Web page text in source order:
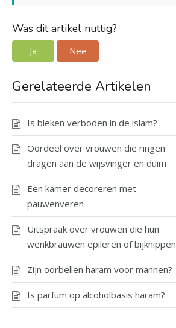
Was dit artikel nuttig?
Ja Nee
Gerelateerde Artikelen
Is bleken verboden in de islam?
Oordeel over vrouwen die ringen
dragen aan de wijsvinger en duim
Een kamer decoreren met
pauwenveren
Uitspraak over vrouwen die hun
wenkbrauwen epileren of bijknippen
Zijn oorbellen haram voor mannen?
Is parfum op alcoholbasis haram?